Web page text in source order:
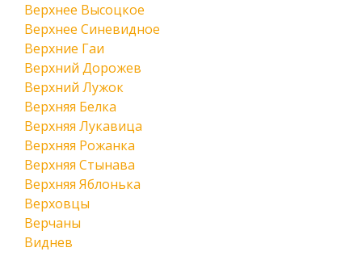
Верхнее Высоцкое
Верхнее Синевидное
Верхние Гаи
Верхний Дорожев
Верхний Лужок
Верхняя Белка
Верхняя Лукавица
Верхняя Рожанка
Верхняя Стынава
Верхняя Яблонька
Верховцы
Верчаны
Виднев